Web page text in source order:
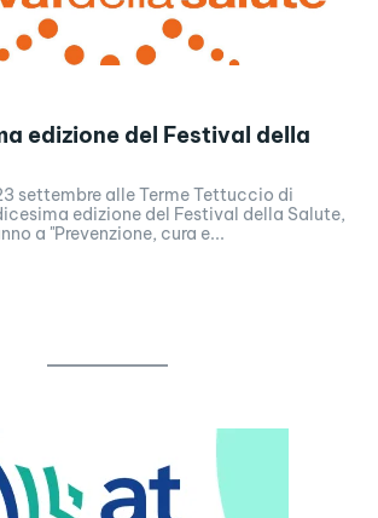
edizione del Festival della
settembre alle Terme Tettuccio di
edizione del Festival della Salute,
a "Prevenzione, cura e...